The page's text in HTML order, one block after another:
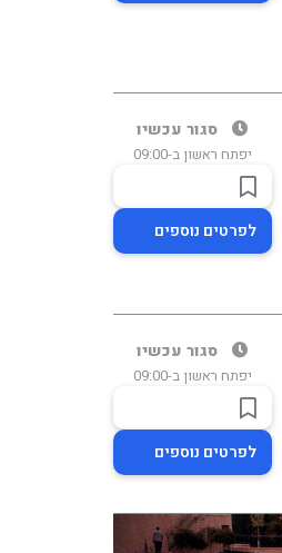
סגור עכשיו
יפתח ראשון ב-09:00
לפרטים נוספים
סגור עכשיו
יפתח ראשון ב-09:00
לפרטים נוספים